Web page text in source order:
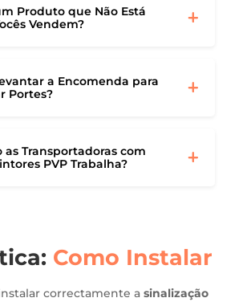
Produto que Não Está
Vendem?
a Encomenda para
Portes?
as Transportadoras com
PVP Trabalha?
Como Instalar
correctamente a sinalização